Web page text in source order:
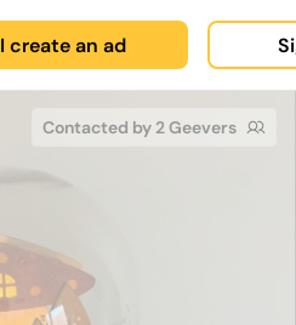
I create an ad
Contacted by 2 Geevers